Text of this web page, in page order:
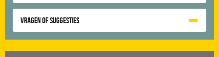
Vragen of suggesties